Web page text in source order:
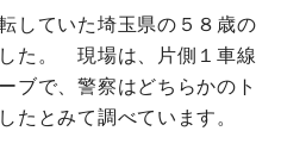
していた埼玉県の５８歳の
た。 現場は、片側１車線
ブで、警察はどちらかのト
たとみて調べています。